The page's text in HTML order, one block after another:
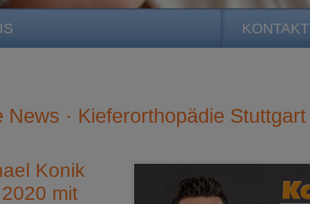
KONTAKT
News · Kieferorthopädie Stuttgart
Konik
mit